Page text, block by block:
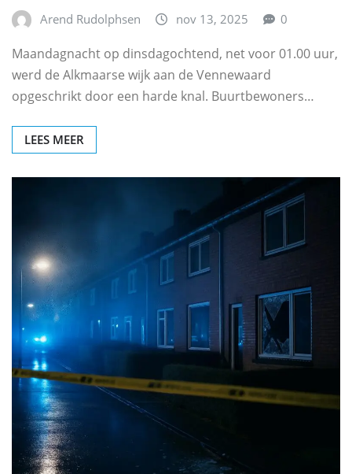
Arend Rudolphsen nov 13, 2025 0
Maandagnacht op dinsdagochtend, net voor 01.00 uur,
werd de Alkmaarse wijk aan de Vennewaard
opgeschrikt door een harde knal. Buurtbewoners…
LEES MEER